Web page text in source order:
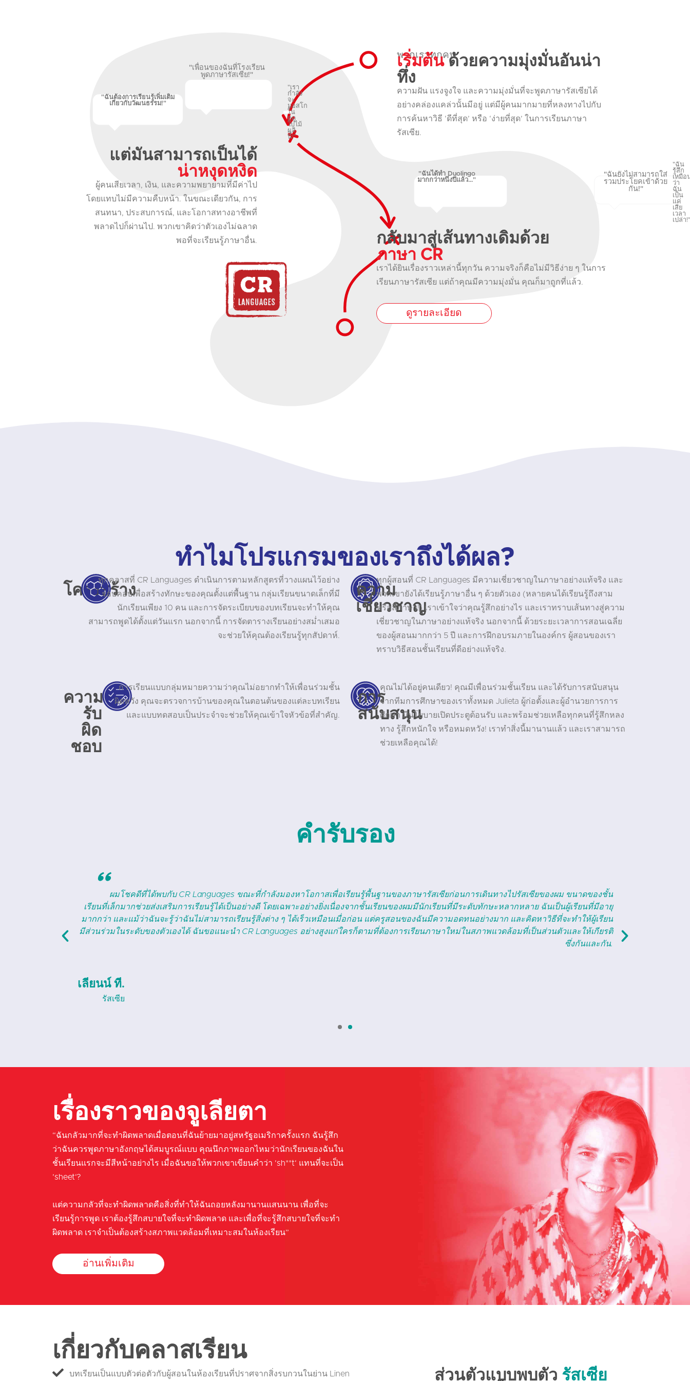
"ฉันต้องการเรียนรู้เพิ่มเติม
เกี่ยวกับวัฒนธรรม!"
"เพื่อนของฉันที่โรงเรียน
พูดภาษารัสเซีย!"
"เรา
กำลัง
จะ
มอสโก
ใน
ฤดู
ใบไม้
ผลิ
นี้!"
แต่มันสามารถเป็นได้
น่าหงุดหงิด
ผู้คนเสียเวลา, เงิน, และความพยายามที่มีค่าไป
โดยแทบไม่มีความคืบหน้า. ในขณะเดียวกัน, การ
สนทนา, ประสบการณ์, และโอกาสทางอาชีพที่
พลาดไปก็ผ่านไป. พวกเขาคิดว่าตัวเองไม่ฉลาด
พอที่จะเรียนรู้ภาษาอื่น.
พวกเราทุกคน
เริ่มต้นด้วยความมุ่งมั่นอันน่า
ทึ่ง
ความฝัน แรงจูงใจ และความมุ่งมั่นที่จะพูดภาษารัสเซียได้
อย่างคล่องแคล่วนั้นมีอยู่ แต่มีผู้คนมากมายที่หลงทางไปกับ
การค้นหาวิธี ‘ดีที่สุด’ หรือ ‘ง่ายที่สุด’ ในการเรียนภาษา
รัสเซีย.
"ฉันได้ทำ Duolingo
มากกว่าหนึ่งปีแล้ว..."
"ฉันยังไม่สามารถใส่
รวมประโยคเข้าด้วย
กัน!"
"ฉัน
รู้สึก
เหมือ
ว่า
ฉัน
เป็น
แค่
เสีย
เวลา
เปล่า
กลับมาสู่เส้นทางเดิมด้วย
ภาษา CR
เราได้ยินเรื่องราวเหล่านี้ทุกวัน ความจริงก็คือไม่มีวิธีง่าย ๆ ในการ
เรียนภาษารัสเซีย แต่ถ้าคุณมีความมุ่งมั่น คุณก็มาถูกที่แล้ว.
ดูรายละเอียด
ทำไมโปรแกรมของเราถึงได้ผล?
โครงสร้าง
ทุกคลาสที่ CR Languages ดำเนินการตามหลักสูตรที่วางแผนไว้อย่าง
รอบคอบเพื่อสร้างทักษะของคุณตั้งแต่พื้นฐาน กลุ่มเรียนขนาดเล็กที่มี
นักเรียนเพียง 10 คน และการจัดระเบียบของบทเรียนจะทำให้คุณ
สามารถพูดได้ตั้งแต่วันแรก นอกจากนี้ การจัดตารางเรียนอย่างสม่ำเสมอ
จะช่วยให้คุณต้องเรียนรู้ทุกสัปดาห์.
ความ
เชี่ยวชาญ
ทุกผู้สอนที่ CR Languages มีความเชี่ยวชาญในภาษาอย่างแท้จริง และ
พวกเขายังได้เรียนรู้ภาษาอื่น ๆ ด้วยตัวเอง (หลายคนได้เรียนรู้ถึงสาม
หรือสี่ภาษา!) เราเข้าใจว่าคุณรู้สึกอย่างไร และเราทราบเส้นทางสู่ความ
เชี่ยวชาญในภาษาอย่างแท้จริง นอกจากนี้ ด้วยระยะเวลาการสอนเฉลี่ย
ของผู้สอนมากกว่า 5 ปี และการฝึกอบรมภายในองค์กร ผู้สอนของเรา
ทราบวิธีสอนชั้นเรียนที่ดีอย่างแท้จริง.
ความ
รับ
ผิด
ชอบ
การเรียนแบบกลุ่มหมายความว่าคุณไม่อยากทำให้เพื่อนร่วมชั้น
ผิดหวัง คุณจะตรวจการบ้านของคุณในตอนต้นของแต่ละบทเรียน
และแบบทดสอบเป็นประจำจะช่วยให้คุณเข้าใจหัวข้อที่สำคัญ.
การ
สนับสนุน
คุณไม่ได้อยู่คนเดียว! คุณมีเพื่อนร่วมชั้นเรียน และได้รับการสนับสนุน
จากทีมการศึกษาของเราทั้งหมด Julieta ผู้ก่อตั้งและผู้อำนวยการการ
ศึกษา มีนโยบายเปิดประตูต้อนรับ และพร้อมช่วยเหลือทุกคนที่รู้สึกหลง
ทาง รู้สึกหนักใจ หรือหมดหวัง! เราทำสิ่งนี้มานานแล้ว และเราสามารถ
ช่วยเหลือคุณได้!
คำรับรอง
CR Languages เป็นแหล่งข้อมูลที่ยอดเยี่ยมสำหรับผู้ที่ต้องการเรียนรู้ภาษาใหม่ ลูกชายวัย 17 ปีของเราได้เรียนภาษารัสเซียที่นั่นมาประมาณหนึ่งปีแล้ว
และกำลังมีความก้าวหน้าอย่างรวดเร็ว แน่นอนว่าภาษารัสเซียเป็นภาษาที่ยากต่อการเรียนรู้ แต่ทีมงานที่ CR Languages ทำให้มันสนุก... เขาจริงๆ แล้วตั้ง
ตารอคอยชั้นเรียนและสนุกกับการทำการบ้านของเขา พนักงานไม่เพียงแต่เป็นครูที่มีพรสวรรค์เท่านั้น แต่ยังใส่ใจนักเรียนอย่างแท้จริงอีกด้วย มีความรู้สึก
ของชุมชนที่ชัดเจนซึ่งทำให้ประสบการณ์นี้มีคุณค่ามากยิ่งขึ้น ลองให้พวกเขาได้สอนคุณดู คุณจะไม่มีวันผิดหวัง.
รัสเซีย
เรื่องราวของจูเลียตา
“ฉันกลัวมากที่จะทำผิดพลาดเมื่อตอนที่ฉันย้ายมาอยู่สหรัฐอเมริกาครั้งแรก ฉันรู้สึก
ว่าฉันควรพูดภาษาอังกฤษได้สมบูรณ์แบบ คุณนึกภาพออกไหมว่านักเรียนของฉันใน
ชั้นเรียนแรกจะมีสีหน้าอย่างไร เมื่อฉันขอให้พวกเขาเขียนคำว่า ’sh**t‘ แทนที่จะเป็น
’sheet‘?
แต่ความกลัวที่จะทำผิดพลาดคือสิ่งที่ทำให้ฉันถอยหลังมานานแสนนาน เพื่อที่จะ
เรียนรู้การพูด เราต้องรู้สึกสบายใจที่จะทำผิดพลาด และเพื่อที่จะรู้สึกสบายใจที่จะทำ
ผิดพลาด เราจำเป็นต้องสร้างสภาพแวดล้อมที่เหมาะสมในห้องเรียน”
อ่านเพิ่มเติม
เกี่ยวกับคลาสเรียน
บทเรียนเป็นแบบตัวต่อตัวกับผู้สอนในห้องเรียนที่ปราศจากสิ่งรบกวนในย่าน Linen ส่วนตัวแบบพบตัว รัสเซีย